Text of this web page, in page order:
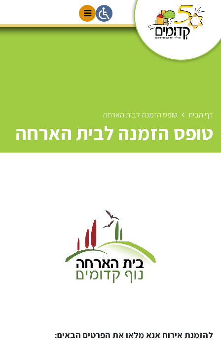
דף הבית טופס הזמנה לבית הארחה
טופס הזמנה לבית הארחה
להזמנת אירוח אנא מלאו את הפרטים הבאים: